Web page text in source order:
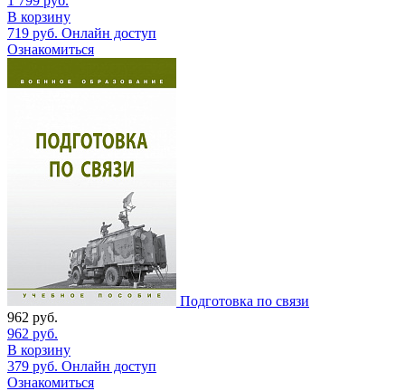
В корзину
719 руб. Онлайн доступ
Ознакомиться
Подготовка по связи
962 руб.
962 руб.
В корзину
379 руб. Онлайн доступ
Ознакомиться